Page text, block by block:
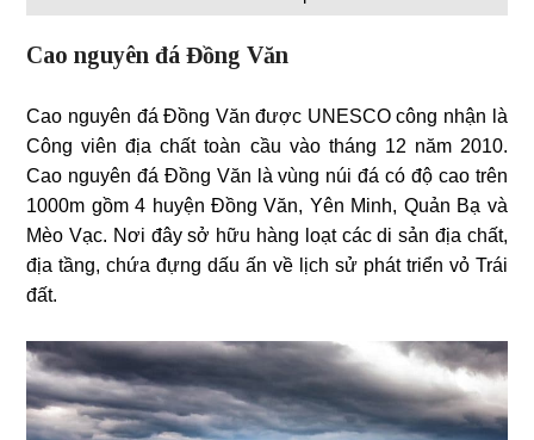
Cao nguyên đá Đồng Văn
Cao nguyên đá Đồng Văn được UNESCO công nhận là
Công viên địa chất toàn cầu vào tháng 12 năm 2010.
Cao nguyên đá Đồng Văn là vùng núi đá có độ cao trên
1000m gồm 4 huyện Đồng Văn, Yên Minh, Quản Bạ và
Mèo Vạc. Nơi đây sở hữu hàng loạt các di sản địa chất,
địa tầng, chứa đựng dấu ấn về lịch sử phát triển vỏ Trái
đất.